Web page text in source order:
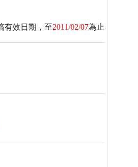
有效日期，至2011/02/07為止